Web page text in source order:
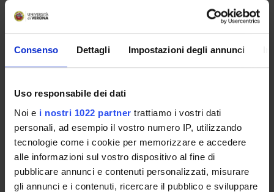
Consenso Dettagli Impostazioni degli annunci
Uso responsabile dei dati
Noi e i nostri 1022 partner trattiamo i vostri dati
personali, ad esempio il vostro numero IP, utilizzando
tecnologie come i cookie per memorizzare e accedere
alle informazioni sul vostro dispositivo al fine di
pubblicare annunci e contenuti personalizzati, misurare
gli annunci e i contenuti, ricercare il pubblico e sviluppare
DELLA SICUREZZA IN CONTESTI
ASSISTENZIALI
Credits
2
Period
Academic staff
Not yet assigned
Lessons timetable